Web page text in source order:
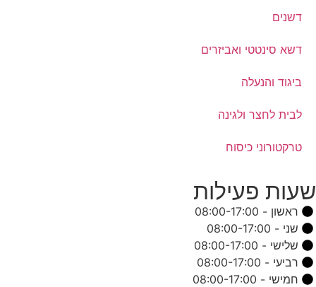
דשנים
דשא סינטטי ואביזרים
ביגוד והנעלה
לבית לחצר ולגינה
טרקטורוני כיסוח
שעות פעילות
ראשון - 08:00-17:00
שני - 08:00-17:00
שלישי - 08:00-17:00
רביעי - 08:00-17:00
חמישי - 08:00-17:00